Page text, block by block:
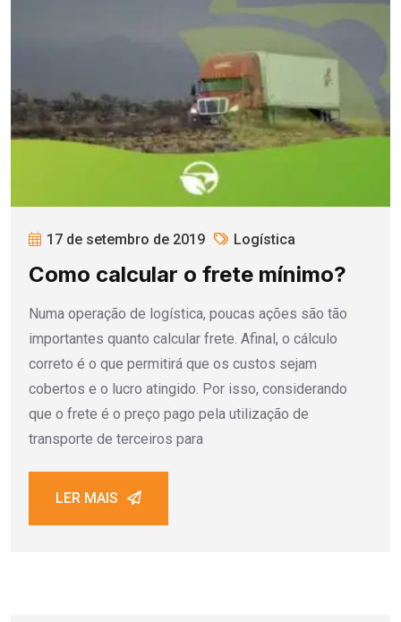
17 de setembro de 2019 Logística
Como calcular o frete mínimo?
Numa operação de logística, poucas ações são tão
importantes quanto calcular frete. Afinal, o cálculo
correto é o que permitirá que os custos sejam
cobertos e o lucro atingido. Por isso, considerando
que o frete é o preço pago pela utilização de
transporte de terceiros para
LER MAIS